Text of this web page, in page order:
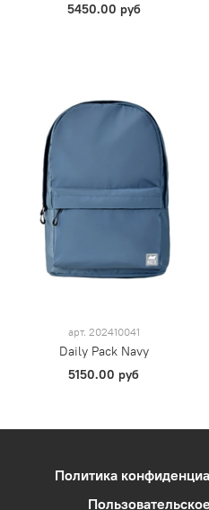
5450.00 руб
арт. 202410041
Daily Pack Navy
5150.00 руб
Политика